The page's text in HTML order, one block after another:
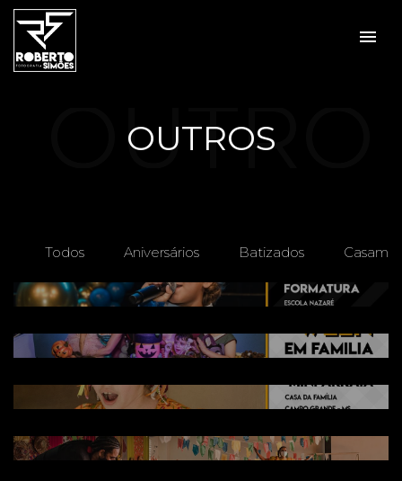
menu
OUTROS
OUTRO
S
Todos Aniversários Batizados